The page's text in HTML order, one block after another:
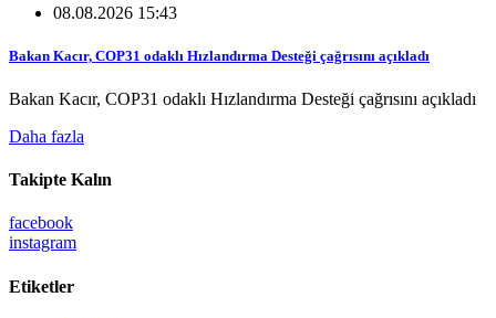
08.08.2026 15:43
Bakan Kacır, COP31 odaklı Hızlandırma Desteği çağrısını açıkladı
Bakan Kacır, COP31 odaklı Hızlandırma Desteği çağrısını açıkladı
Daha fazla
Takipte Kalın
facebook
instagram
Etiketler